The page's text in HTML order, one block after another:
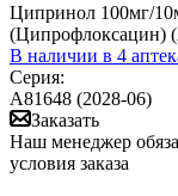
Ципринол 100мг/
(Ципрофлоксацин)
В наличии в 4
Серия:
А81648 (2028-06)
Заказать
Наш менеджер
условия заказа